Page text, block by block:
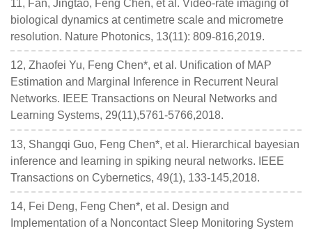
11, Fan, Jingtao, Feng Chen, et al. Video-rate imaging of
biological dynamics at centimetre scale and micrometre
resolution. Nature Photonics, 13(11): 809-816,2019.
12, Zhaofei Yu, Feng Chen*, et al. Unification of MAP
Estimation and Marginal Inference in Recurrent Neural
Networks. IEEE Transactions on Neural Networks and
Learning Systems, 29(11),5761-5766,2018.
13, Shangqi Guo, Feng Chen*, et al. Hierarchical bayesian
inference and learning in spiking neural networks. IEEE
Transactions on Cybernetics, 49(1), 133-145,2018.
14, Fei Deng, Feng Chen*, et al. Design and
Implementation of a Noncontact Sleep Monitoring System